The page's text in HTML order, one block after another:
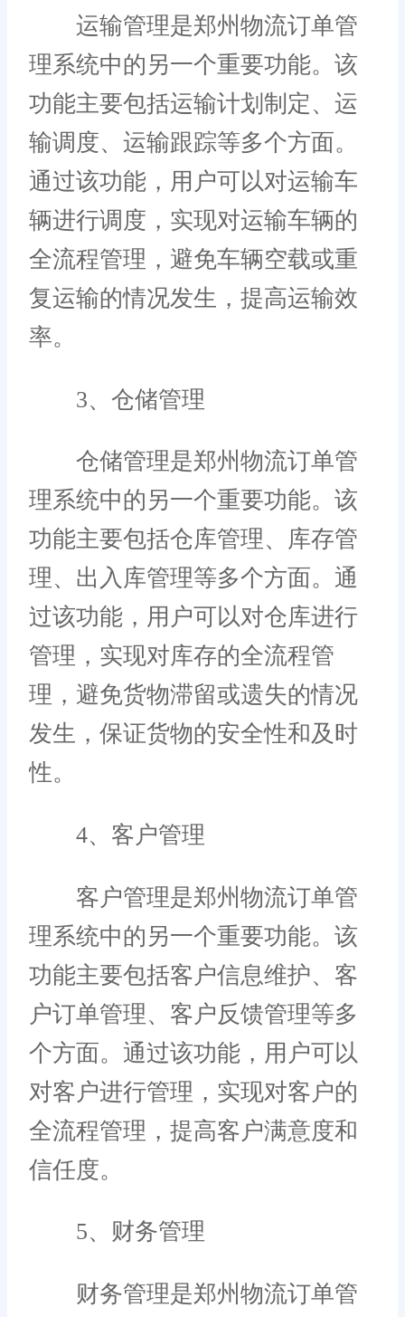
运输管理是郑州物流订单管
理系统中的另一个重要功能。该
功能主要包括运输计划制定、运
输调度、运输跟踪等多个方面。
通过该功能，用户可以对运输车
辆进行调度，实现对运输车辆的
全流程管理，避免车辆空载或重
复运输的情况发生，提高运输效
率。
3、仓储管理
仓储管理是郑州物流订单管
理系统中的另一个重要功能。该
功能主要包括仓库管理、库存管
理、出入库管理等多个方面。通
过该功能，用户可以对仓库进行
管理，实现对库存的全流程管
理，避免货物滞留或遗失的情况
发生，保证货物的安全性和及时
性。
4、客户管理
客户管理是郑州物流订单管
理系统中的另一个重要功能。该
功能主要包括客户信息维护、客
户订单管理、客户反馈管理等多
个方面。通过该功能，用户可以
对客户进行管理，实现对客户的
全流程管理，提高客户满意度和
信任度。
5、财务管理
财务管理是郑州物流订单管